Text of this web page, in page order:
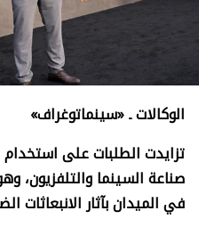
الوكالات ـ «سينماتوغراف»
تزايدت الطلبات على
صناعة السينما والتلفزيون،
في الميدان بآثار الانبعاثات